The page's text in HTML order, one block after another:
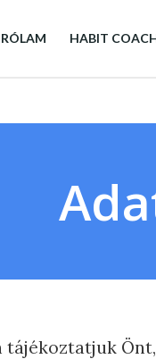
RÓLAM HABIT
tájékoztatjuk